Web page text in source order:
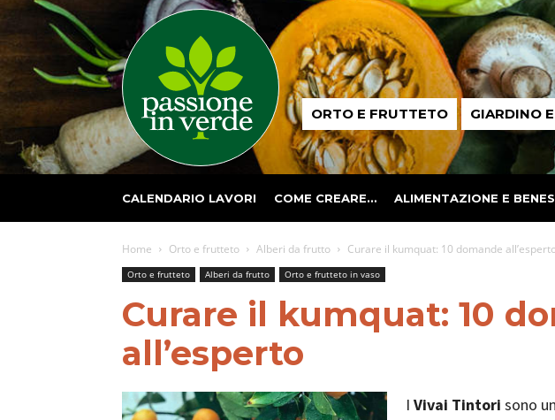
Passione
in ORTO E FRUTTETO GIARDINO
CALENDARIO LAVORI COME CREARE… ALIMENTAZIONE E
Home Orto e frutteto Alberi da frutto Curare il kumquat: 10 domande
Orto e frutteto Alberi da frutto Orto e frutteto in vaso
Curare il kumquat: 10
all’esperto
I Vivai Tintori sono